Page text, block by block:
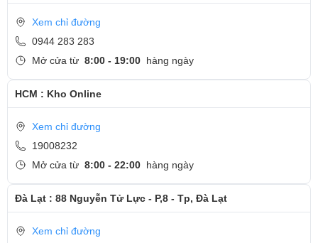
Xem chỉ đường
0944 283 283
Mở cửa từ 8:00 - 19:00 hàng ngày
HCM : Kho Online
Xem chỉ đường
19008232
Mở cửa từ 8:00 - 22:00 hàng ngày
Đà Lạt : 88 Nguyễn Tử Lực - P,8 - Tp, Đà Lạt
Xem chỉ đường